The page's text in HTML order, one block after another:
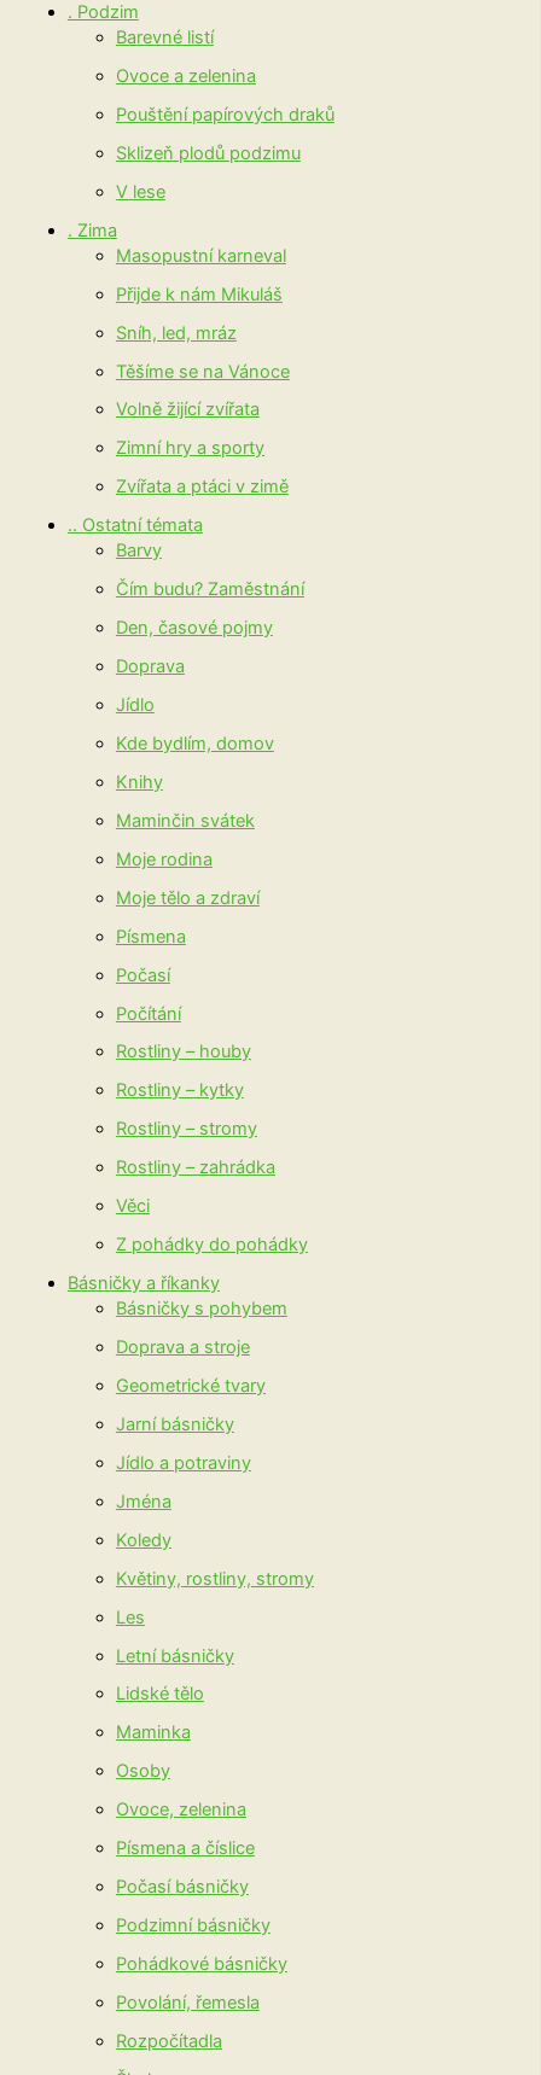
. Podzim
Barevné listí
Ovoce a zelenina
Pouštění papírových draků
Sklizeň plodů podzimu
V lese
. Zima
Masopustní karneval
Přijde k nám Mikuláš
Sníh, led, mráz
Těšíme se na Vánoce
Volně žijící zvířata
Zimní hry a sporty
Zvířata a ptáci v zimě
.. Ostatní témata
Barvy
Čím budu? Zaměstnání
Den, časové pojmy
Doprava
Jídlo
Kde bydlím, domov
Knihy
Maminčin svátek
Moje rodina
Moje tělo a zdraví
Písmena
Počasí
Počítání
Rostliny – houby
Rostliny – kytky
Rostliny – stromy
Rostliny – zahrádka
Věci
Z pohádky do pohádky
Básničky a říkanky
Básničky s pohybem
Doprava a stroje
Geometrické tvary
Jarní básničky
Jídlo a potraviny
Jména
Koledy
Květiny, rostliny, stromy
Les
Letní básničky
Lidské tělo
Maminka
Osoby
Ovoce, zelenina
Písmena a číslice
Počasí básničky
Podzimní básničky
Pohádkové básničky
Povolání, řemesla
Rozpočítadla